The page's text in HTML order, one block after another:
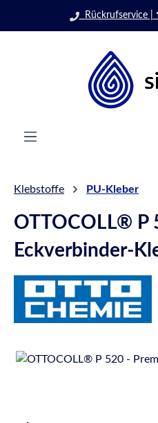
Zum Hauptinhalt springen
Rückrufservice |
Klebstoffe PU-Kleber
OTTOCOLL® P
Eckverbinder-
Bildergalerie überspringen